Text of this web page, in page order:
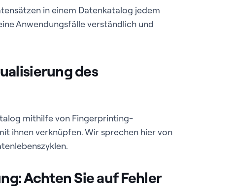
in einem Datenkatalog jedem
Anwendungsfälle verständlich und
des
mithilfe von Fingerprinting-
ihnen verknüpfen. Wir sprechen hier von
Achten Sie auf Fehler